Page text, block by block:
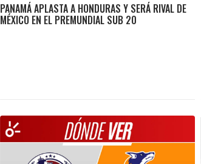
PANAMÁ APLASTA A HONDURAS Y SERÁ RIVAL DE
MÉXICO EN EL PREMUNDIAL SUB 20